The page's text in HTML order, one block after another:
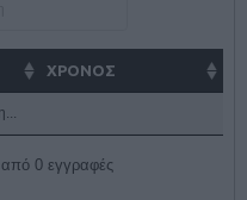
ΧΡΟΝΟΣ
από 0 εγγραφές